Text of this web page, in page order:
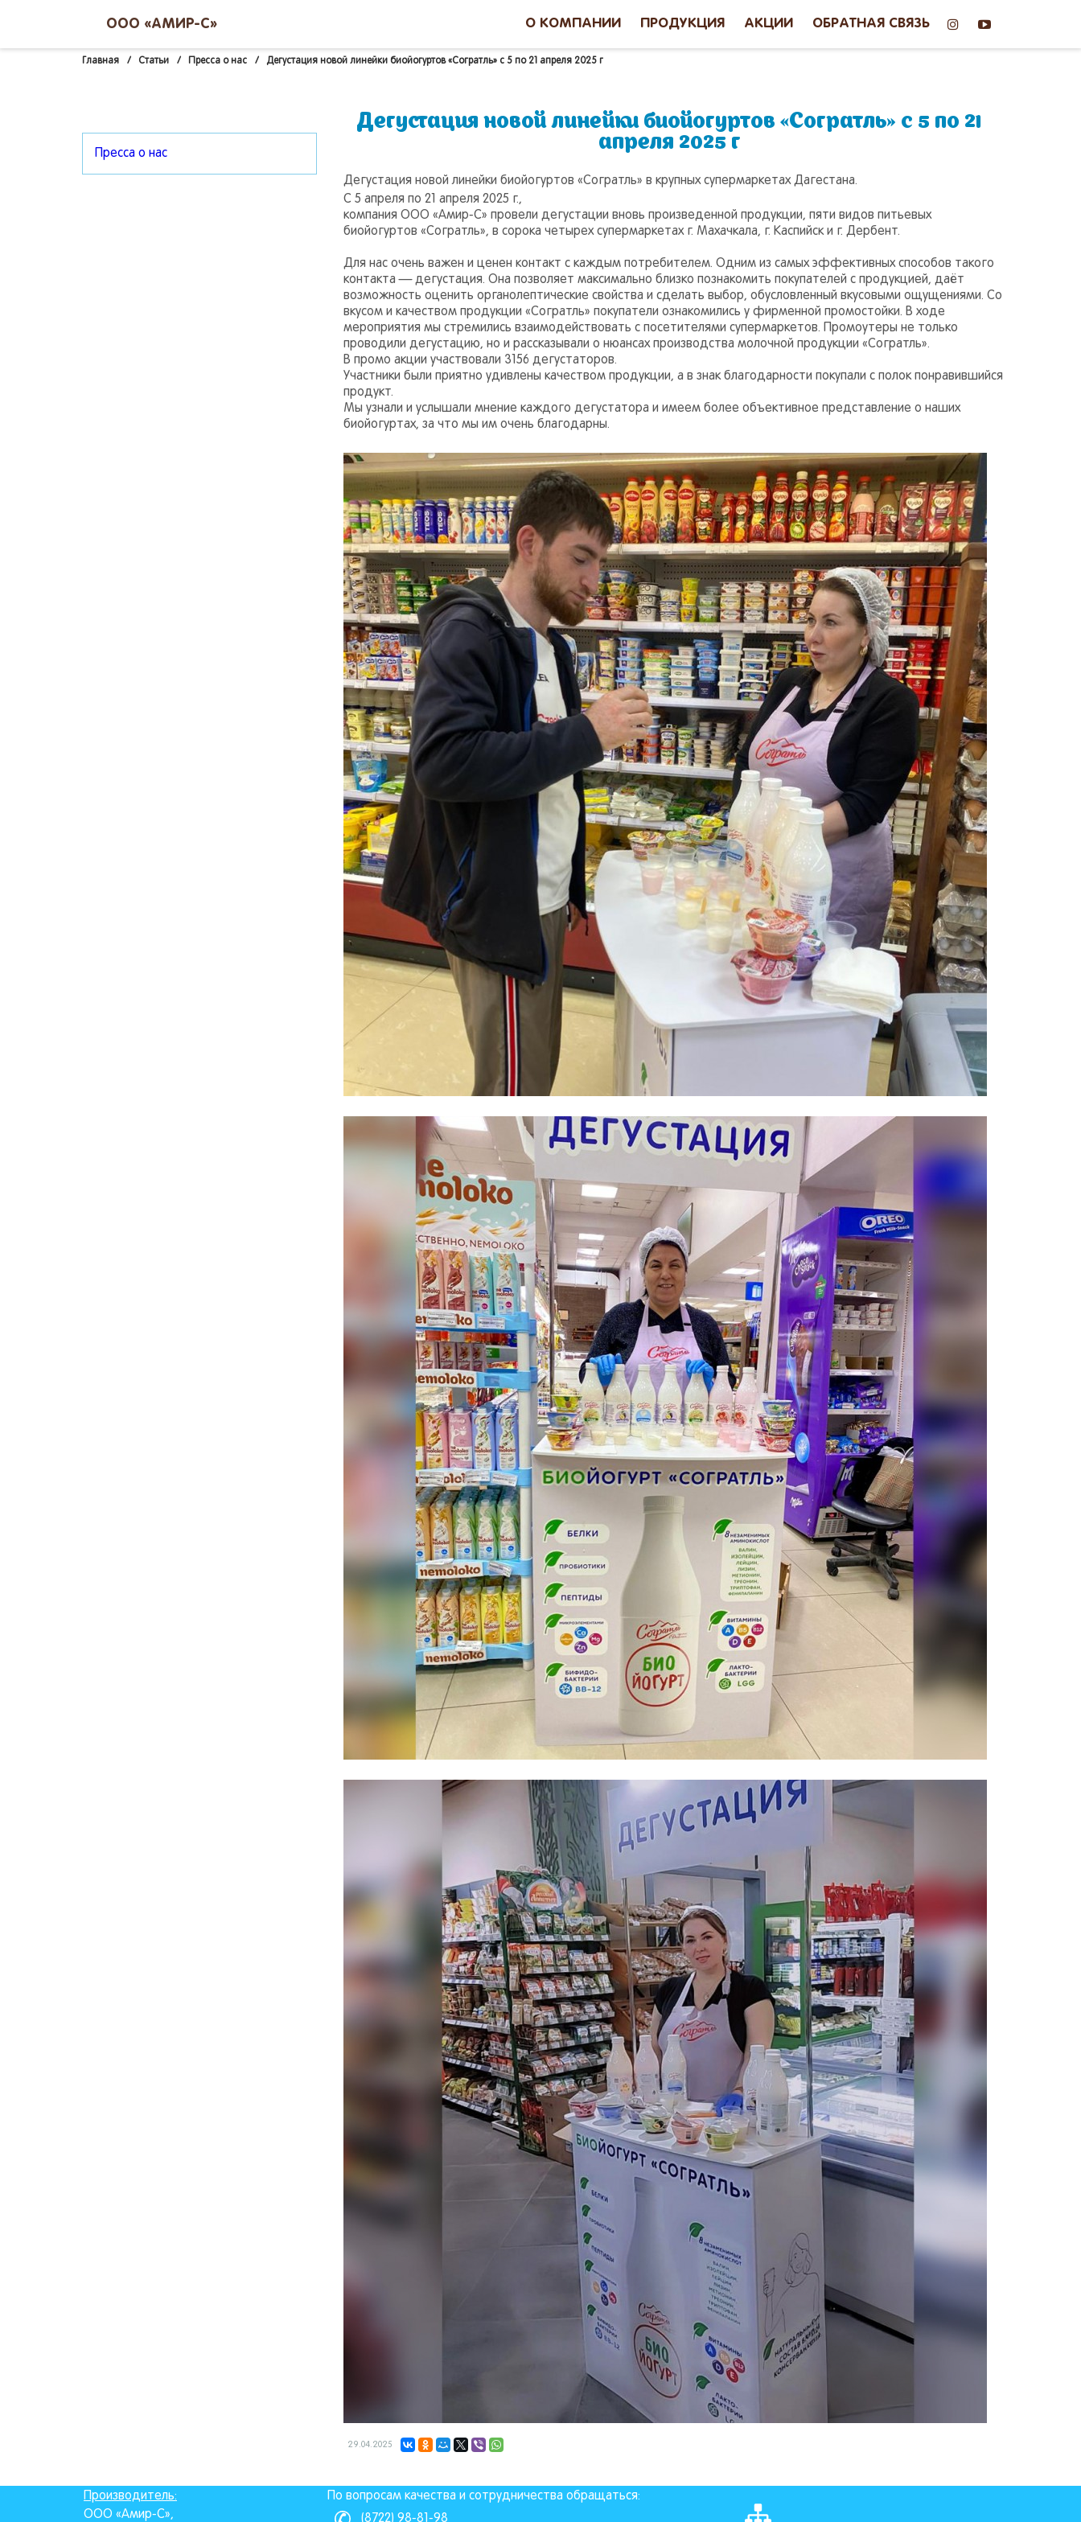
ООО «АМИР-С» О КОМПАНИИ ПРОДУКЦИЯ АКЦИИ ОБРАТНАЯ СВЯЗЬ
Главная / Статьи / Пресса о нас / Дегустация новой линейки биойогуртов «Согратль» с 5 по 21 апреля 2025 г
Пресса о нас
Дегустация новой линейки биойогуртов «Согратль» с 5 по 21
апреля 2025 г
Дегустация новой линейки биойогуртов «Согратль» в крупных супермаркетах Дагестана.
С 5 апреля по 21 апреля 2025 г.,
компания ООО «Амир-С» провели дегустации вновь произведенной продукции, пяти видов питьевых
биойогуртов «Согратль», в сорока четырех супермаркетах г. Махачкала, г. Каспийск и г. Дербент.
Для нас очень важен и ценен контакт с каждым потребителем. Одним из самых эффективных способов такого
контакта — дегустация. Она позволяет максимально близко познакомить покупателей с продукцией, даёт
возможность оценить органолептические свойства и сделать выбор, обусловленный вкусовыми ощущениями. Со
вкусом и качеством продукции «Согратль» покупатели ознакомились у фирменной промостойки. В ходе
мероприятия мы стремились взаимодействовать с посетителями супермаркетов. Промоутеры не только
проводили дегустацию, но и рассказывали о нюансах производства молочной продукции «Согратль».
В промо акции участвовали 3156 дегустаторов.
Участники были приятно удивлены качеством продукции, а в знак благодарности покупали с полок понравившийся
продукт.
Мы узнали и услышали мнение каждого дегустатора и имеем более объективное представление о наших
биойогуртах, за что мы им очень благодарны.
29.04.2025
Производитель:
ООО «Амир-С»,
По вопросам качества и сотрудничества обращаться:
(8722) 98-81-98